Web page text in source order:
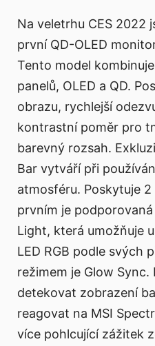
Na veletrhu CES 2022
první QD-OLED
Tento model
panelů, OLED a QD.
obrazu, rychlejší
kontrastní poměr pro
barevný rozsah.
Bar vytváří při
atmosféru. Poskytuje 2
prvním je
Light, která umožňuje
LED RGB podle svých
režimem je Glow
detekovat zobrazení
reagovat na MSI
více pohlcující zážitek